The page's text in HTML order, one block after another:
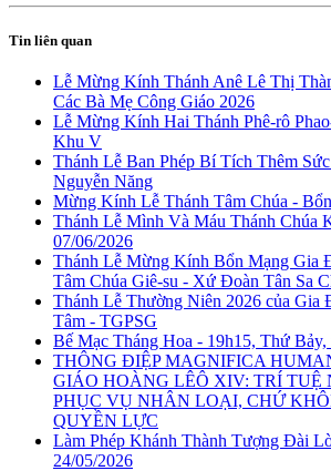
Tin liên quan
Lễ Mừng Kính Thánh Anê Lê Thị
Các Bà Mẹ Công Giáo 2026
Lễ Mừng Kính Hai Thánh Phê-rô
Khu V
Thánh Lễ Ban Phép Bí Tích Thêm
Nguyễn Năng
Mừng Kính Lễ Thánh Tâm Chúa -
Thánh Lễ Mình Và Máu Thánh Chúa
07/06/2026
Thánh Lễ Mừng Kính Bổn Mạng Gia
Tâm Chúa Giê-su - Xứ Đoàn Tân Sa
Thánh Lễ Thường Niên 2026 của Gia
Tâm - TGPSG
Bế Mạc Tháng Hoa - 19h15, Thứ Bảy,
THÔNG ĐIỆP MAGNIFICA
GIÁO HOÀNG LÊÔ XIV: TRÍ TUỆ
PHỤC VỤ NHÂN LOẠI, CHỨ
QUYỀN LỰC
Làm Phép Khánh Thành Tượng Đài
24/05/2026